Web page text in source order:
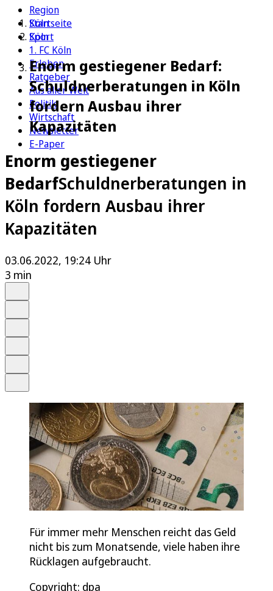
Region
Köln
Sport
1. FC Köln
Erleben
Ratgeber
Aus aller Welt
Politik
Wirtschaft
Newsletter
E-Paper
Startseite
Köln
Enorm gestiegener Bedarf:
Schuldnerberatungen in Köln
fordern Ausbau ihrer
Kapazitäten
Enorm gestiegener
BedarfSchuldnerberatungen in
Köln fordern Ausbau ihrer
Kapazitäten
03.06.2022, 19:24 Uhr
3 min
Für immer mehr Menschen reicht das Geld
nicht bis zum Monatsende, viele haben ihre
Rücklagen aufgebraucht.
Copyright: dpa